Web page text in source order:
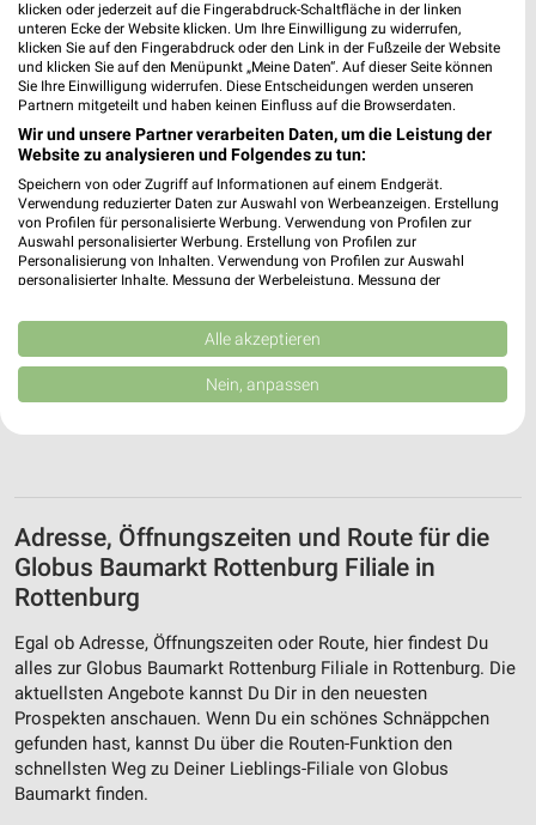
Heute 08:00 - 20:00 Uhr | Geöffnet
47,42 km
Adresse, Öffnungszeiten und Route für die
Globus Baumarkt Rottenburg Filiale in
Rottenburg
Egal ob Adresse, Öffnungszeiten oder Route, hier findest Du
alles zur Globus Baumarkt Rottenburg Filiale in Rottenburg. Die
aktuellsten Angebote kannst Du Dir in den neuesten
Prospekten anschauen. Wenn Du ein schönes Schnäppchen
gefunden hast, kannst Du über die Routen-Funktion den
schnellsten Weg zu Deiner Lieblings-Filiale von Globus
Baumarkt finden.
klicken oder jederzeit auf die Fingerabdruck-Schaltfläche in der linken
unteren Ecke der Website klicken. Um Ihre Einwilligung zu widerrufen,
klicken Sie auf den Fingerabdruck oder den Link in der Fußzeile der Website
und klicken Sie auf den Menüpunkt „Meine Daten“. Auf dieser Seite können
Sie Ihre Einwilligung widerrufen. Diese Entscheidungen werden unseren
Partnern mitgeteilt und haben keinen Einfluss auf die Browserdaten.
Wir und unsere Partner verarbeiten Daten, um die Leistung der
Website zu analysieren und Folgendes zu tun:
Speichern von oder Zugriff auf Informationen auf einem Endgerät.
Verwendung reduzierter Daten zur Auswahl von Werbeanzeigen. Erstellung
von Profilen für personalisierte Werbung. Verwendung von Profilen zur
Auswahl personalisierter Werbung. Erstellung von Profilen zur
Personalisierung von Inhalten. Verwendung von Profilen zur Auswahl
personalisierter Inhalte. Messung der Werbeleistung. Messung der
Kombinationen von Daten aus verschiedenen Quellen. Entwicklung und
Verbesserung der Angebote. Verwendung reduzierter Daten zur Auswahl
von Inhalten.
Daten können außerhalb der Europäischen Union weitergegeben und in die
USA gesendet werden.
Website/App.
IAB-Verarbeitungszwecke:
Speichern von oder Zugriff auf Informationen
auf einem Endgerät
Verwendung reduzierter Daten zur Auswahl von
Werbeanzeigen
Erstellung von Profilen für personalisierte
Werbung
Verwendung von Profilen zur Auswahl
personalisierter Werbung
Alle akzeptieren
Nein, anpassen